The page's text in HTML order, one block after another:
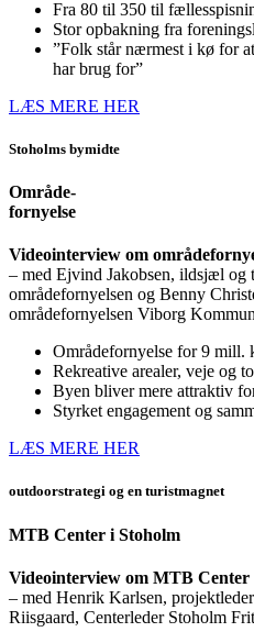
Fra 80 til 350 til
Stor opbakning fra
”Folk står nærmest i kø for
har brug for”
LÆS MERE HER
Stoholms bymidte
Område-
fornyelse
Videointerview om
– med Ejvind Jakobsen, ildsjæl og
områdefornyelsen og Benny
områdefornyelsen Viborg
Områdefornyelse for 9 mill.
Rekreative arealer, veje og
Byen bliver mere attraktiv
Styrket engagement og
LÆS MERE HER
outdoorstrategi og en turistmagnet
MTB Center i Stoholm
Videointerview om MTB Center
– med Henrik Karlsen,
Riisgaard, Centerleder Stoholm